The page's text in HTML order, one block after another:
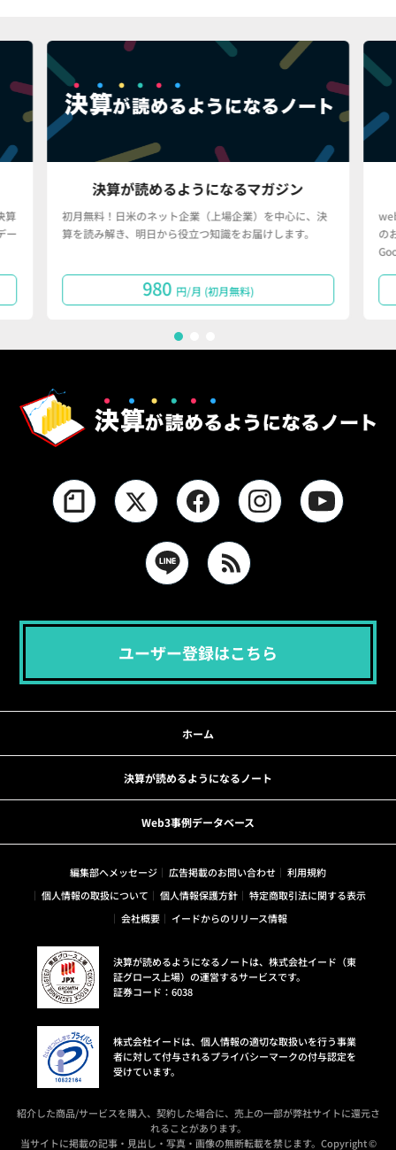
決算が読めるようになるマガジン
初月無料！日米のネット企業（上場企業）を中心に、決
算を読み解き、明日から役立つ知識をお届けします。
980 円/月 (初月無料)
のお
ユーザー登録はこちら
ホーム
決算が読めるようになるノート
Web3事例データベース
編集部へメッセージ 広告掲載のお問い合わせ
利用規約
個人情報の取扱について
個人情報保護方針
特定商取引法に関する表示
会社概要
イードからのリリース情報
決算が読めるようになるノートは、株式会社イード（東
証グロース上場）の運営するサービスです。
証券コード：6038
株式会社イードは、個人情報の適切な取扱いを行う事業
者に対して付与されるプライバシーマークの付与認定を
受けています。
紹介した商品/サービスを購入、契約した場合に、売上の一部が弊社サイトに還元さ
れることがあります。
当サイトに掲載の記事・見出し・写真・画像の無断転載を禁じます。Copyright ©